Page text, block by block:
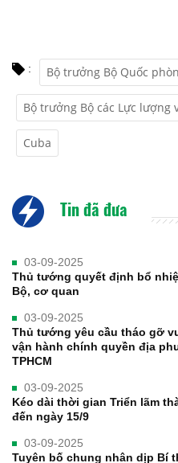
: Bộ trưởng Bộ Quốc
Bộ trưởng Bộ các Lực lượng
Cuba
Tin đã đưa
03-09-2025
Thủ tướng quyết định bổ
Bộ, cơ quan
03-09-2025
Thủ tướng yêu cầu tháo gỡ
vận hành chính quyền địa
TPHCM
03-09-2025
Kéo dài thời gian Triển lãm
đến ngày 15/9
03-09-2025
Tuyên bố chung nhân dịp Bí